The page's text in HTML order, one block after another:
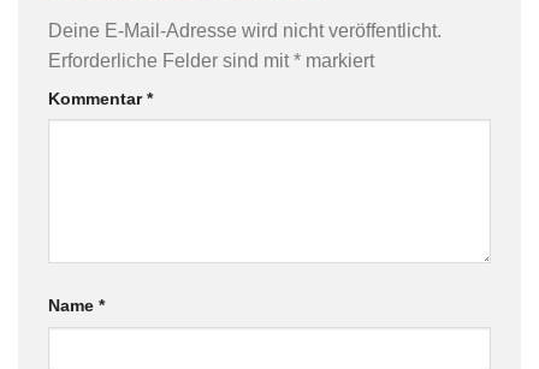
Deine E-Mail-Adresse wird nicht veröffentlicht.
Erforderliche Felder sind mit* markiert
Kommentar*
Name *